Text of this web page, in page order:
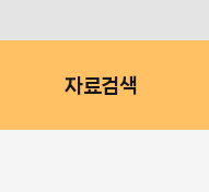
자료검색